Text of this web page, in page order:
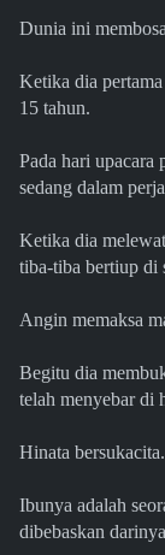
Dunia ini
Ketika dia
15 tahun.
Pada hari upacara
sedang dalam
Ketika dia
tiba-tiba bertiup di
Angin memaksa
Begitu dia
telah menyebar di
Hinata bersukacita.
Ibunya adalah
dibebaskan